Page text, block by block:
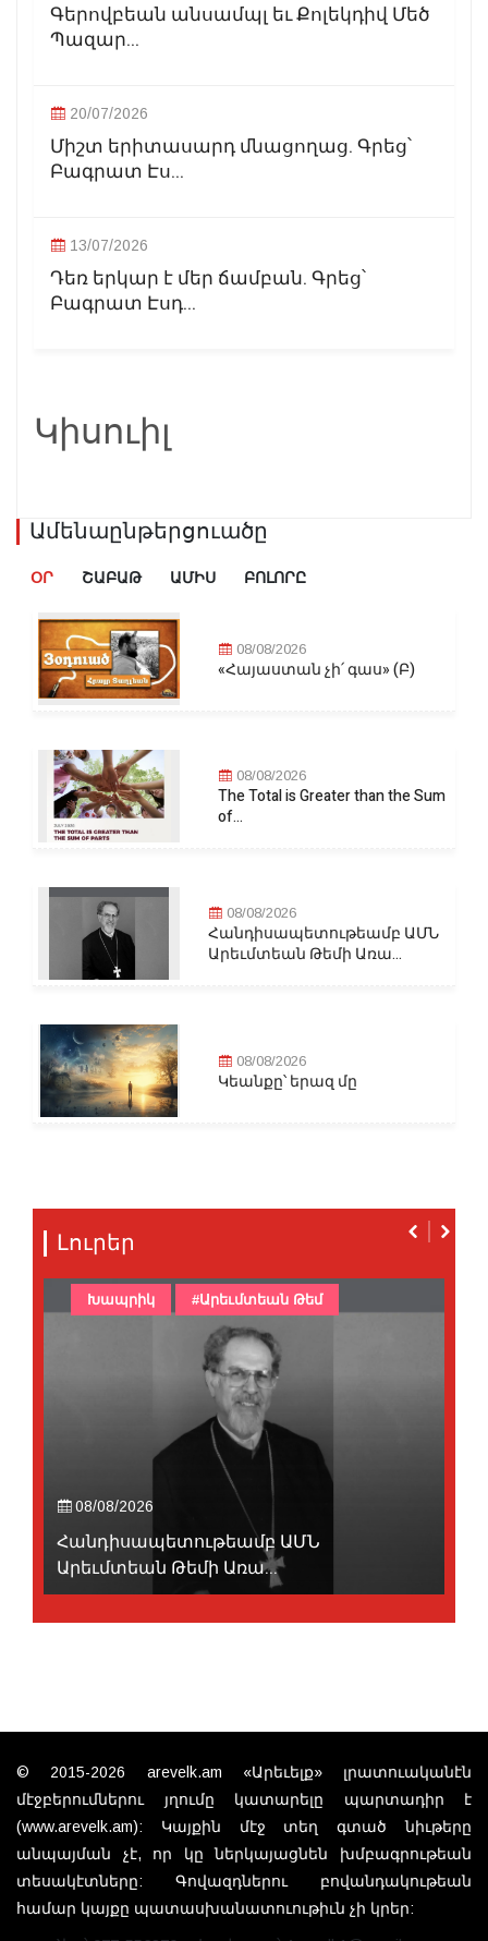
Գերովբեան անսամպլ եւ Քոլեկդիվ Մեծ
Պազար...
20/07/2026
Միշտ երիտասարդ մնացողաց. Գրեց՝
Բագրատ Էս...
13/07/2026
Դեռ երկար է մեր ճամբան. Գրեց՝
Բագրատ Էսդ...
Կիսուիլ
Ամենաընթերցուածը
ՕՐ ՇԱԲԱԹ ԱՄԻՍ ԲՈԼՈՐԸ
08/08/2026
«Հայաստան չի՛ գաս» (Բ)
08/08/2026
The Total is Greater than the Sum
of...
08/08/2026
Հանդիսապետութեամբ ԱՄՆ
Արեւմտեան Թեմի Առա...
08/08/2026
Կեանքը՝ երազ մը
Լուրեր
08/08/2026
Հանդիսապետութեամբ ԱՄՆ
Արեւմտեան Թեմի Առա...
Խապրիկ #Արեւմտեան Թեմ
© 2015-2026 arevelk.am «Արեւելք» լրատուականէն
մէջբերումներու յղումը կատարելը պարտադիր է
(www.arevelk.am): Կայքին մէջ տեղ գտած նիւթերը
անպայման չէ, որ կը ներկայացնեն խմբագրութեան
տեսակէտները: Գովազդներու բովանդակութեան
համար կայքը պատասխանատուութիւն չի կրեր: